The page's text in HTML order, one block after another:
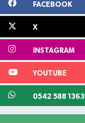
FACEBOOK
X
INSTAGRAM
YOUTUBE
0542 588 1363